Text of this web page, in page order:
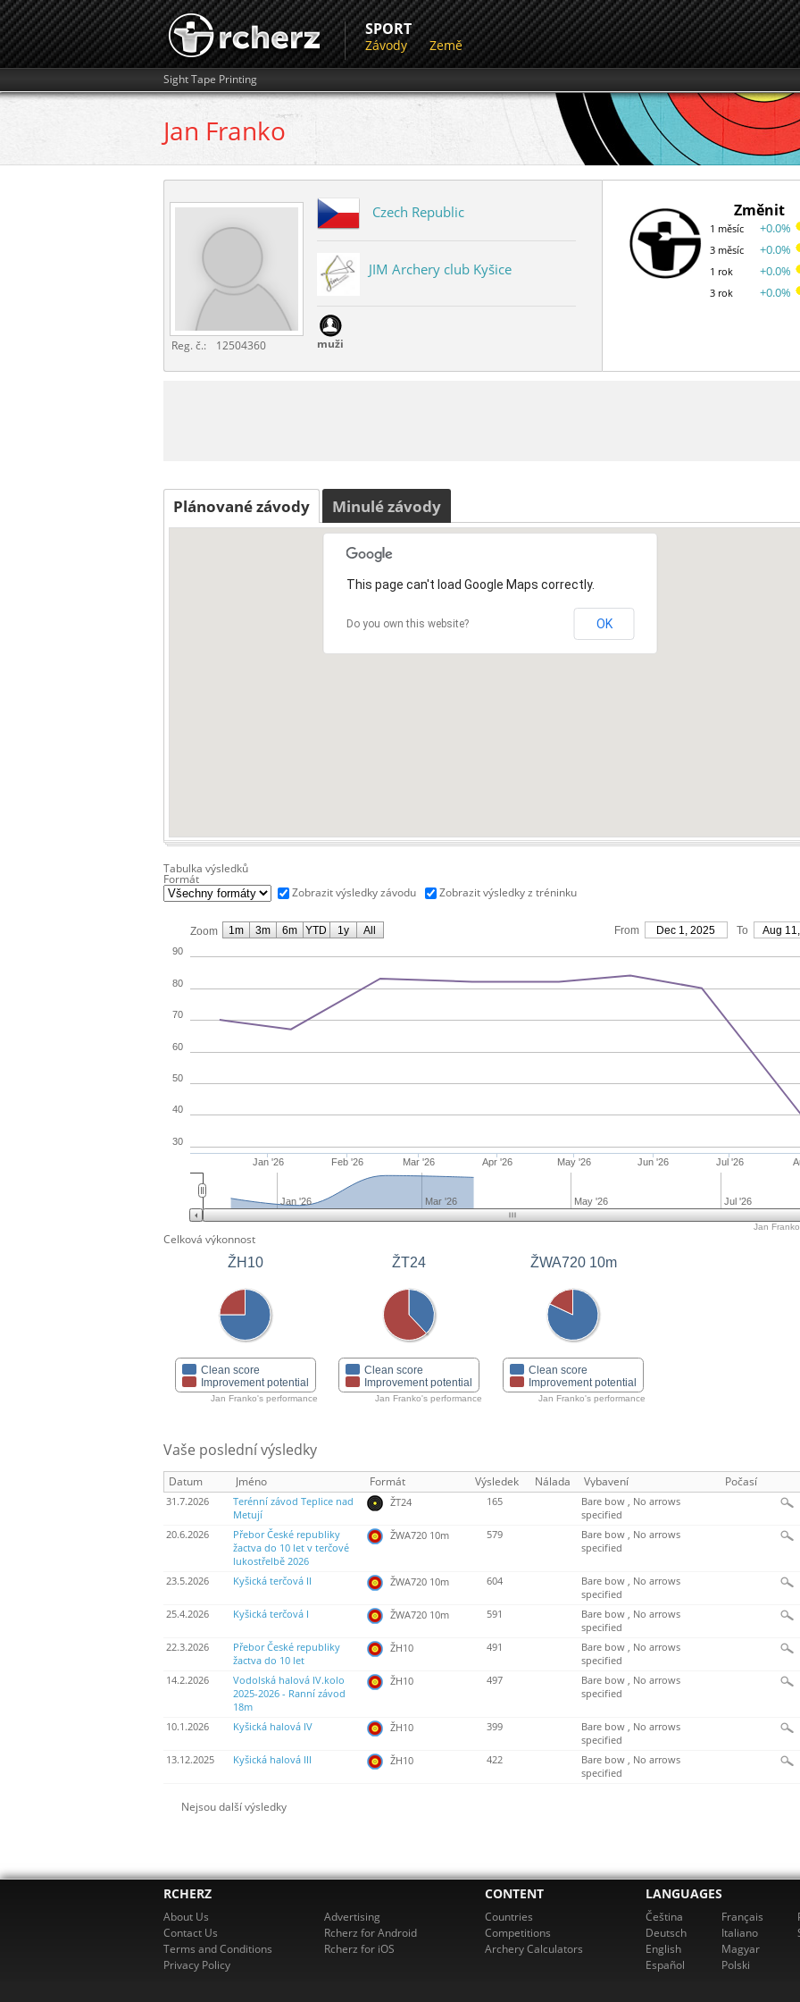
SPORT
Závody Země
Sight Tape Printing
Jan Franko
Reg. č.: 12504360
Czech Republic
JIM Archery club Kyšice
muži
Změnit
1 měsíc
3 měsíc
1 rok
3 rok
+0.0%
+0.0%
+0.0%
+0.0%
Plánované závody Minulé závody
This page can't load Google Maps correctly.
Do you own this website? OK
Tabulka výsledků
Formát
Zobrazit výsledky závodu
Zobrazit výsledky z tréninku
Zoom From Dec 1, 2025 To Aug
Jan '26 Feb '26 Mar '26 Apr '26 May '26 Jun '26 Jul '26
30
40
50
60
70
80
90
Jan '26 Mar '26 May '26 Jul '26
1m 3m 6m YTD 1y All
Jan
Celková výkonnost
ŽH10
Clean score
Improvement potential
Jan Franko's performance
ŽT24
Clean score
Improvement potential
Jan Franko's performance
ŽWA720 10m
Clean score
Improvement potential
Jan Franko's performance
Vaše poslední výsledky
Datum Jméno Formát Výsledek Nálada Vybavení Počasí
31.7.2026
Terénní závod Teplice nad
Metují
ŽT24 165
Bare bow , No arrows
specified
20.6.2026
Přebor České republiky
žactva do 10 let v terčové
lukostřelbě 2026
ŽWA720 10m 579
Bare bow , No arrows
specified
23.5.2026 Kyšická terčová II ŽWA720 10m 604
Bare bow , No arrows
specified
25.4.2026
Kyšická terčová I ŽWA720 10m 591
Bare bow , No arrows
specified
22.3.2026
Přebor České republiky
žactva do 10 let
ŽH10 491
Bare bow , No arrows
specified
14.2.2026
Vodolská halová IV.kolo
2025-2026 - Ranní závod
18m
ŽH10 497
Bare bow , No arrows
specified
10.1.2026 Kyšická halová IV ŽH10 399
Bare bow , No arrows
specified
13.12.2025
Kyšická halová III ŽH10 422
Bare bow , No arrows
specified
Nejsou další výsledky
RCHERZ
About Us
Contact Us
Terms and Conditions
Privacy Policy
Advertising
Rcherz for Android
Rcherz for iOS
CONTENT
Countries
Competitions
Archery Calculators
LANGUAGES
Čeština
Deutsch
English
Español
Français
Italiano
Magyar
Polski